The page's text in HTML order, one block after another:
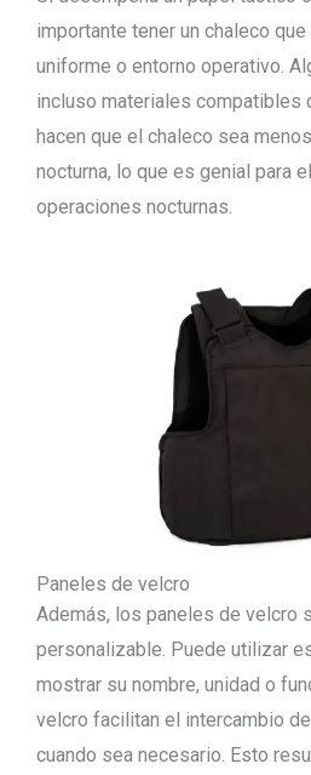
importante tener un chaleco
uniforme o entorno operativo.
incluso materiales compatibles
hacen que el chaleco sea
nocturna, lo que es genial para
operaciones nocturnas.
Paneles de velcro
Además, los paneles de velcro
personalizable. Puede utilizar
mostrar su nombre, unidad o
velcro facilitan el intercambio
cuando sea necesario. Esto